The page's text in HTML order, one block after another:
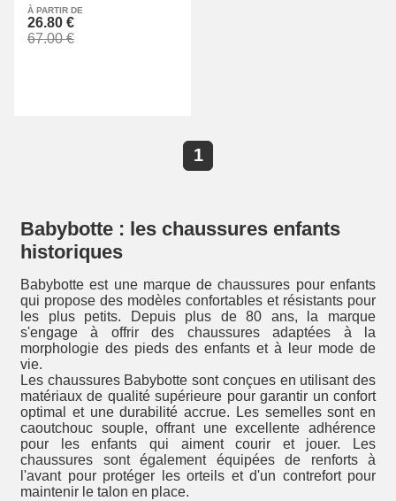
Babybotte : les chaussures enfants
historiques
Babybotte est une marque de chaussures pour enfants
qui propose des modèles confortables et résistants pour
les plus petits. Depuis plus de 80 ans, la marque
s'engage à offrir des chaussures adaptées à la
morphologie des pieds des enfants et à leur mode de
vie.
Les chaussures Babybotte sont conçues en utilisant des
matériaux de qualité supérieure pour garantir un confort
optimal et une durabilité accrue. Les semelles sont en
caoutchouc souple, offrant une excellente adhérence
pour les enfants qui aiment courir et jouer. Les
chaussures sont également équipées de renforts à
l'avant pour protéger les orteils et d'un contrefort pour
maintenir le talon en place.
À PARTIR DE
26.80 €
67.00 €
1